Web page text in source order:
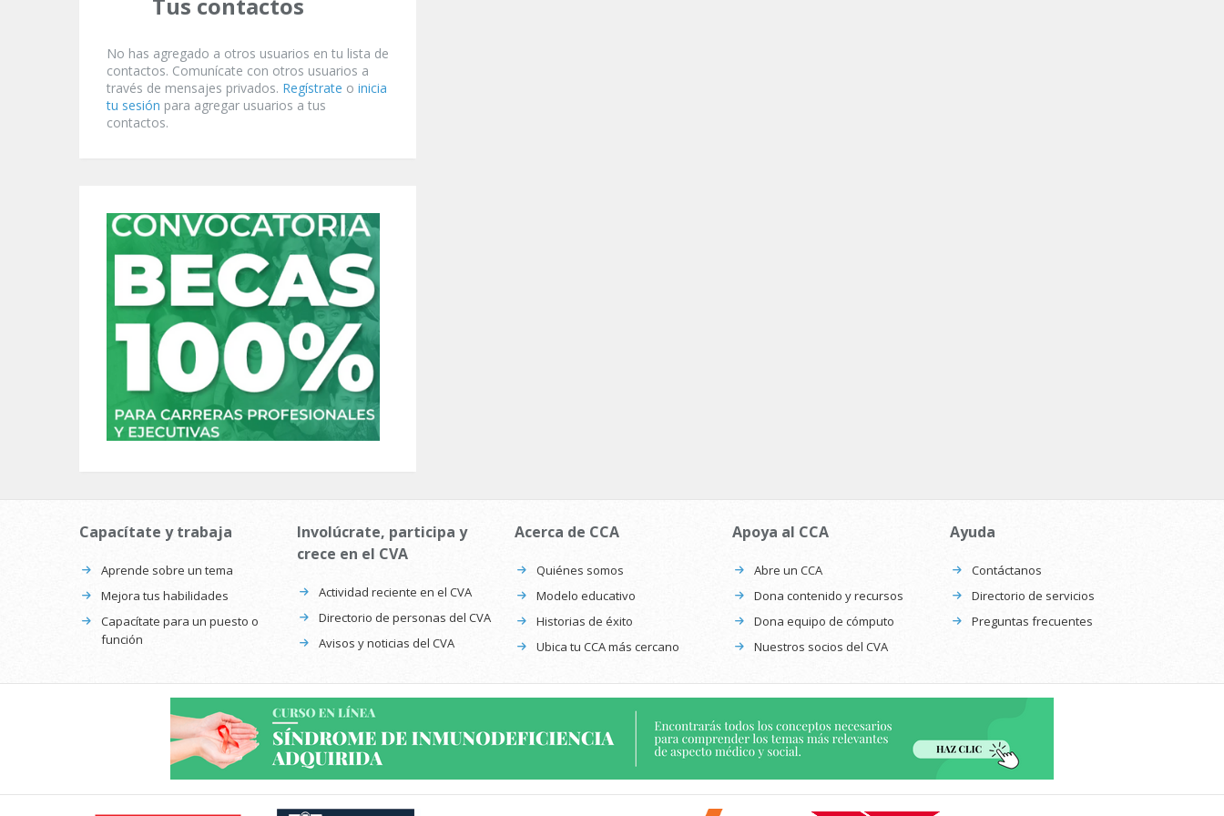
No has agregado a otros usuarios en tu lista de
contactos. Comunícate con otros usuarios a
través de mensajes privados. Regístrate o inicia
tu sesión para agregar usuarios a tus
contactos.
Capacítate y trabaja
Aprende sobre un tema
Mejora tus habilidades
Capacítate para un puesto o
función
Involúcrate, participa y
crece en el CVA
Actividad reciente en el CVA
Directorio de personas del CVA
Avisos y noticias del CVA
Acerca de CCA
Quiénes somos
Modelo educativo
Historias de éxito
Ubica tu CCA más cercano
Apoya al CCA
Abre un CCA
Dona contenido y recursos
Dona equipo de cómputo
Nuestros socios del CVA
Ayuda
Contáctanos
Directorio de servicios
Preguntas frecuentes